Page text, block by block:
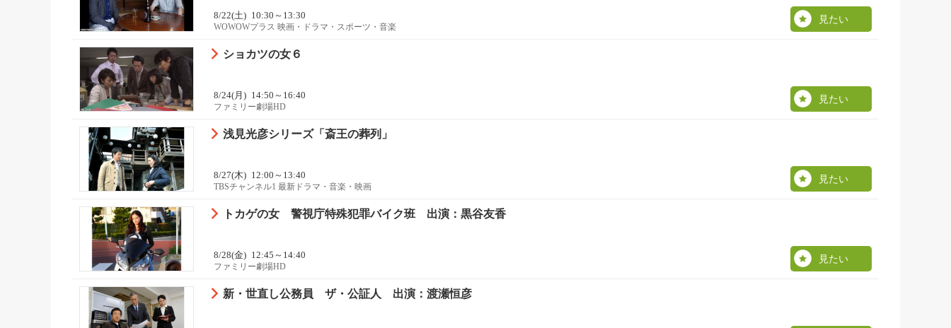
8/22(土) 10:30～13:30
WOWOWプラス 映画・ドラマ・スポーツ・音楽
見たい
ショカツの女６
8/24(月) 14:50～16:40
ファミリー劇場HD
見たい
浅見光彦シリーズ「斎王の葬列」
8/27(木) 12:00～13:40
TBSチャンネル1 最新ドラマ・音楽・映画
見たい
トカゲの女 警視庁特殊犯罪バイク班 出演：黒谷友香
8/28(金) 12:45～14:40
ファミリー劇場HD
見たい
新・世直し公務員 ザ・公証人 出演：渡瀬恒彦